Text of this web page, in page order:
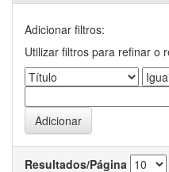
Adicionar filtros:
Utilizar filtros para refinar o
Resultados/Página